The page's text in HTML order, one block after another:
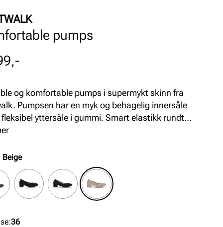
pumps
og komfortable pumps i supermykt skinn fra
Pumpsen har en myk og behagelig innersåle
fleksibel yttersåle i gummi. Smart elastikk rundt
som gir god passform. Skinnfòret pumps med
Beige
:36